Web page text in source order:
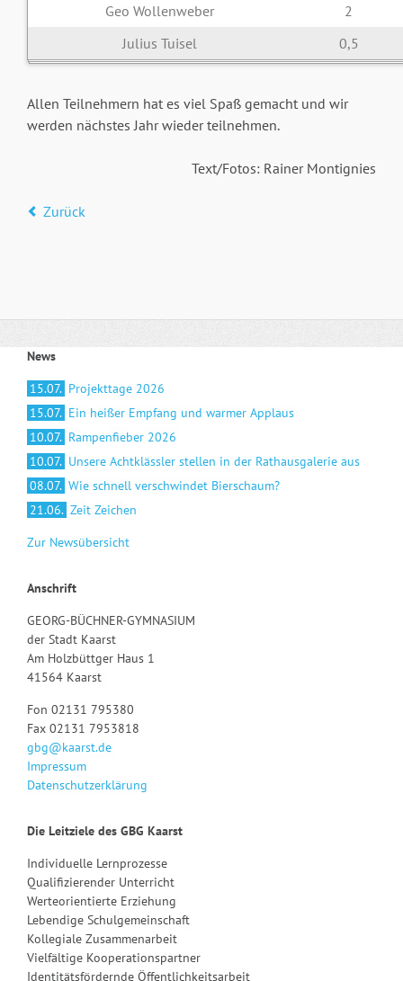
Geo Wollenweber
2
Julius Tuisel
0,5
Allen Teilnehmern hat es viel Spaß gemacht und wir
werden nächstes Jahr wieder teilnehmen.
Text/Fotos: Rainer Montignies
Zurück
News
15.07. Projekttage 2026
15.07. Ein heißer Empfang und warmer Applaus
10.07. Rampenfieber 2026
10.07. Unsere Achtklässler stellen in der Rathausgalerie aus
08.07. Wie schnell verschwindet Bierschaum?
21.06. Zeit Zeichen
Zur Newsübersicht
Anschrift
GEORG-BÜCHNER-GYMNASIUM
der Stadt Kaarst
Am Holzbüttger Haus 1
41564 Kaarst
Fon 02131 795380
Fax 02131 7953818
gbg@kaarst.de
Impressum
Datenschutzerklärung
Die Leitziele des GBG Kaarst
Individuelle Lernprozesse
Qualifizierender Unterricht
Werteorientierte Erziehung
Lebendige Schulgemeinschaft
Kollegiale Zusammenarbeit
Vielfältige Kooperationspartner
Identitätsfördernde Öffentlichkeitsarbeit